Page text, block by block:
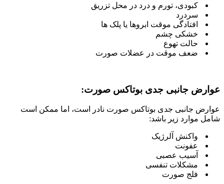
کبودی، تورم و درد در محل تزریق
سردرد
افتادگی موقت ابروها یا پلک ها
خشکی چشم
حالت تهوع
ضعف موقت در عضلات صورت
عوارض جانبی جدی بوتاکس صورت:
عوارض جانبی جدی بوتاکس صورت نادر است، اما ممکن است
شامل موارد زیر باشد:
واکنش آلرژیک
عفونت
آسیب عصبی
مشکلات تنفسی
فلج صورت